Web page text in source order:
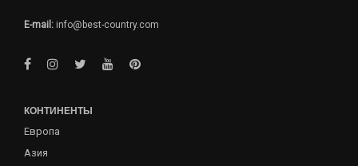
E-mail: info@best-country.com
КОНТИНЕНТЫ
Европа
Азия